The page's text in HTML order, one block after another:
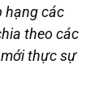
hạng các
theo các
thực sự